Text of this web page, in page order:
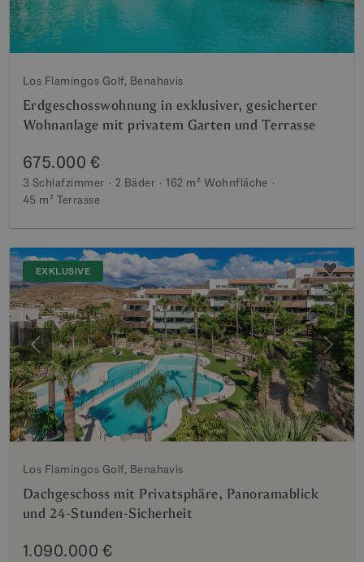
Los Flamingos Golf, Benahavis
Erdgeschosswohnung in exklusiver, gesicherter
Wohnanlage mit privatem Garten und Terrasse
675.000 €
3 Schlafzimmer 2 Bäder 162 m² Wohnfläche
45 m² Terrasse
EXKLUSIVE
Vorherige
Los Flamingos Golf, Benahavis
Dachgeschoss mit Privatsphäre, Panoramablick
und 24-Stunden-Sicherheit
1.090.000 €